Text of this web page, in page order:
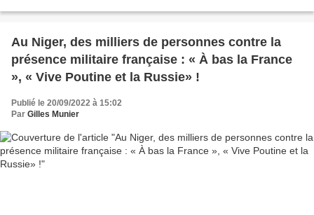
Au Niger, des milliers de personnes contre la
présence militaire française : « À bas la France
», « Vive Poutine et la Russie» !
Publié le 20/09/2022 à 15:02
Par Gilles Munier